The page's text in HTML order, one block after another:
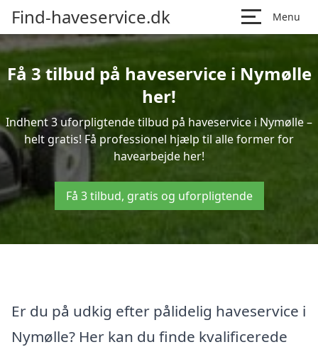
Find-haveservice.dk Menu
Få 3 tilbud på haveservice i Nymølle
her!
Indhent 3 uforpligtende tilbud på haveservice i Nymølle –
helt gratis! Få professionel hjælp til alle former for
havearbejde her!
Få 3 tilbud, gratis og uforpligtende
Er du på udkig efter pålidelig haveservice i
Nymølle? Her kan du finde kvalificerede